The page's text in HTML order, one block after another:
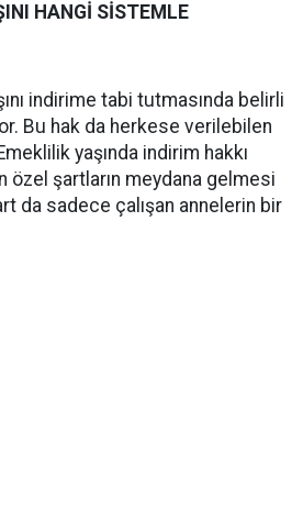
HANGİ SİSTEMLE
indirime tabi tutmasında belirli
Bu hak da herkese verilebilen
yaşında indirim hakkı
şartların meydana gelmesi
da sadece çalışan annelerin bir